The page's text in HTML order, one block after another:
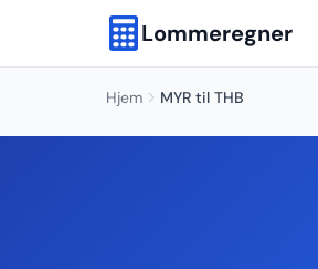
Lommeregner
Hjem MYR til THB